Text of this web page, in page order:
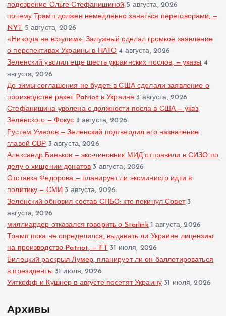
подозрение Ольге Стефанишиной 5 августа, 2026
почему Трамп должен немедленно заняться переговорами, —
NYT 5 августа, 2026
«Никогда не вступим»: Залужный сделал громкое заявление
о перспективах Украины в НАТО 4 августа, 2026
Зеленский уволил еще шесть украинских послов, — указы 4
августа, 2026
До зимы соглашения не будет: в США сделали заявление о
производстве ракет Patriot в Украине 3 августа, 2026
Стефанишина уволена с должности посла в США — указ
Зеленского — Фокус 3 августа, 2026
Рустем Умеров — Зеленский подтвердил его назначение
главой СВР 3 августа, 2026
Александр Баньков — экс-чиновник МИД отправили в СИЗО по
делу о хищении донатов 3 августа, 2026
Отставка Федорова — планирует ли эксминистр идти в
политику — СМИ 3 августа, 2026
Зеленский обновил состав СНБО: кто покинул Совет 3
августа, 2026
миллиардер отказался говорить о Starlink 1 августа, 2026
Трамп пока не определился, выдавать ли Украине лицензию
на производство Patriot, — FT 31 июля, 2026
Билецкий раскрыл Лумер, планирует ли он баллотироваться
в президенты 31 июля, 2026
Уиткофф и Кушнер в августе посетят Украину 31 июля, 2026
Архивы